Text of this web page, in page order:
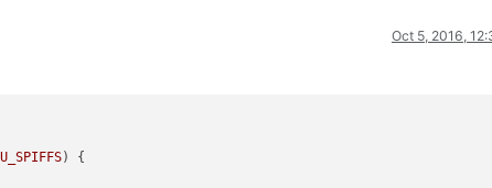
Oct 5, 2016,
U_SPIFFS) {